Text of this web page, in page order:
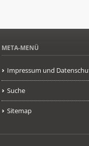
META-MENÜ
Impressum und
Suche
Sitemap